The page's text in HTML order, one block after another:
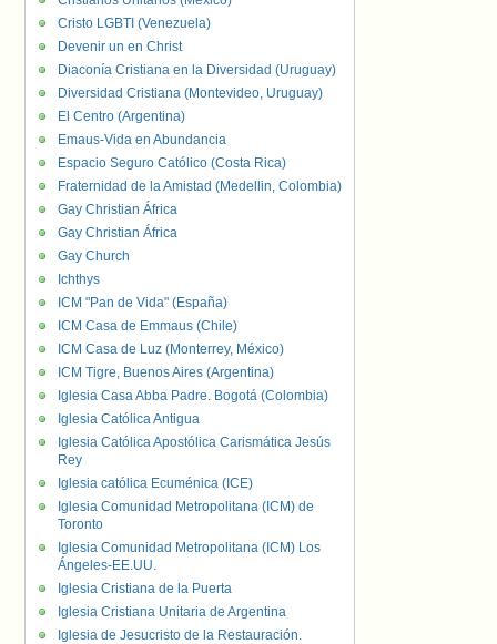
Cristo LGBTI (Venezuela)
Devenir un en Christ
Diaconía Cristiana en la Diversidad (Uruguay)
Diversidad Cristiana (Montevideo, Uruguay)
El Centro (Argentina)
Emaus-Vida en Abundancia
Espacio Seguro Católico (Costa Rica)
Fraternidad de la Amistad (Medellin, Colombia)
Gay Christian África
Gay Christian África
Gay Church
Ichthys
ICM "Pan de Vida" (España)
ICM Casa de Emmaus (Chile)
ICM Casa de Luz (Monterrey, México)
ICM Tigre, Buenos Aires (Argentina)
Iglesia Casa Abba Padre. Bogotá (Colombia)
Iglesia Católica Antigua
Iglesia Católica Apostólica Carismática Jesús
Rey
Iglesia católica Ecuménica (ICE)
Iglesia Comunidad Metropolitana (ICM) de
Toronto
Iglesia Comunidad Metropolitana (ICM) Los
Ángeles-EE.UU.
Iglesia Cristiana de la Puerta
Iglesia Cristiana Unitaria de Argentina
Iglesia de Jesucristo de la Restauración.